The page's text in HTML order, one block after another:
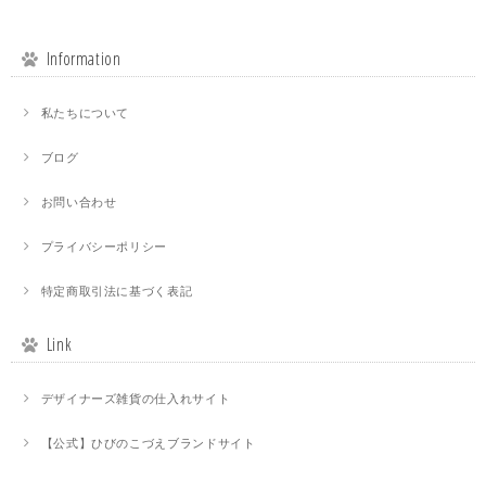
Information
私たちについて
ブログ
お問い合わせ
プライバシーポリシー
特定商取引法に基づく表記
Link
デザイナーズ雑貨の仕入れサイト
【公式】ひびのこづえブランドサイト